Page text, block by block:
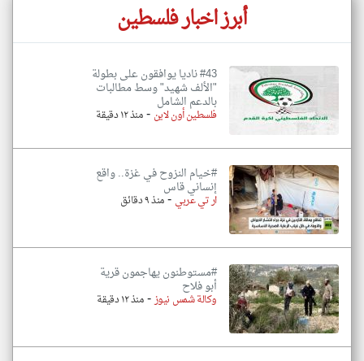
أبرز اخبار فلسطين
#43 ناديا يوافقون على بطولة
"الألف شهيد" وسط مطالبات
بالدعم الشامل
فلسطين أون لاين -منذ ١٢ دقيقة
#خيام النزوح في غزة.. واقع
إنساني قاس
ار تي عربي -منذ ٩ دقائق
#مستوطنون يهاجمون قرية
أبو فلاح
وكالة شمس نيوز-منذ ١٢ دقيقة